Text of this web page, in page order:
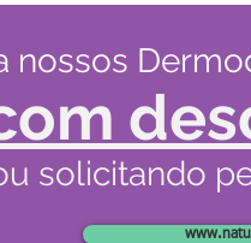
nossos
solicitando